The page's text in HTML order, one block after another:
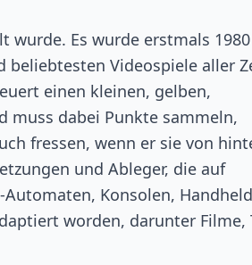
wurde. Es wurde erstmals 1980
Videospiele aller
einen kleinen, gelben,
muss dabei Punkte sammeln,
fressen, wenn er sie von
und Ableger, die auf
Konsolen,
worden, darunter Filme,